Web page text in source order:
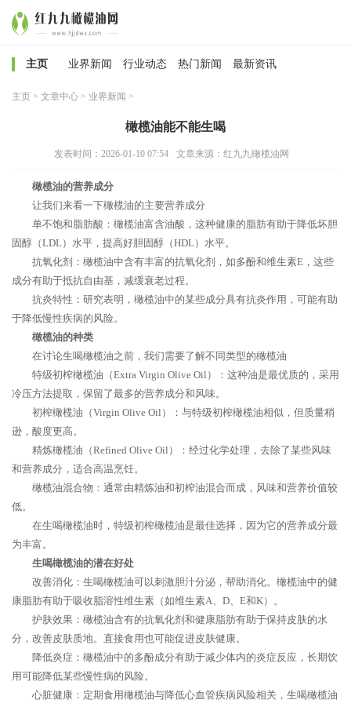
主页 业界新闻 行业动态 热门新闻 最新资讯
主页 > 文章中心 > 业界新闻 >
橄榄油能不能生喝
发表时间：2026-01-10 07:54 文章来源：红九九橄榄油网
橄榄油的营养成分
让我们来看一下橄榄油的主要营养成分
单不饱和脂肪酸：橄榄油富含油酸，这种健康的脂肪有助于降低坏胆
固醇（LDL）水平，提高好胆固醇（HDL）水平。
抗氧化剂：橄榄油中含有丰富的抗氧化剂，如多酚和维生素E，这些
成分有助于抵抗自由基，减缓衰老过程。
抗炎特性：研究表明，橄榄油中的某些成分具有抗炎作用，可能有助
于降低慢性疾病的风险。
橄榄油的种类
在讨论生喝橄榄油之前，我们需要了解不同类型的橄榄油
特级初榨橄榄油（Extra Virgin Olive Oil）：这种油是最优质的，采用
冷压方法提取，保留了最多的营养成分和风味。
初榨橄榄油（Virgin Olive Oil）：与特级初榨橄榄油相似，但质量稍
逊，酸度更高。
精炼橄榄油（Refined Olive Oil）：经过化学处理，去除了某些风味
和营养成分，适合高温烹饪。
橄榄油混合物：通常由精炼油和初榨油混合而成，风味和营养价值较
低。
在生喝橄榄油时，特级初榨橄榄油是最佳选择，因为它的营养成分最
为丰富。
生喝橄榄油的潜在好处
改善消化：生喝橄榄油可以刺激胆汁分泌，帮助消化。橄榄油中的健
康脂肪有助于吸收脂溶性维生素（如维生素A、D、E和K）。
护肤效果：橄榄油含有的抗氧化剂和健康脂肪有助于保持皮肤的水
分，改善皮肤质地。直接食用也可能促进皮肤健康。
降低炎症：橄榄油中的多酚成分有助于减少体内的炎症反应，长期饮
用可能降低某些慢性病的风险。
心脏健康：定期食用橄榄油与降低心血管疾病风险相关，生喝橄榄油